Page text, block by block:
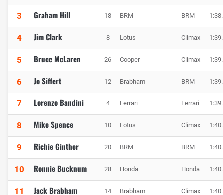
3 Graham Hill 18 BRM BRM
4 Jim Clark 8 Lotus Climax
5 Bruce McLaren 26 Cooper Climax
6 Jo Siffert 12 Brabham BRM
7 Lorenzo Bandini 4 Ferrari Ferrari
8 Mike Spence 10 Lotus Climax
9 Richie Ginther 20 BRM BRM
10 Ronnie Bucknum 28 Honda Honda
11 Jack Brabham 14 Brabham Climax